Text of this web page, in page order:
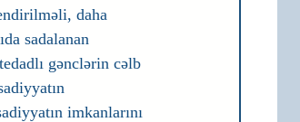
daha
sadalanan
gənclərin cəlb
imkanlarını